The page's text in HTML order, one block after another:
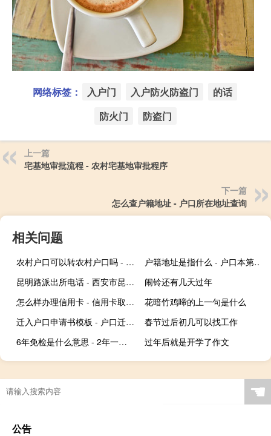
网络标签： 入户门 入户防火防盗门
的话
防火门
防盗门
上一篇
宅基地审批流程 - 农村宅基地审批程序
下一篇
怎么查户籍地址 - 户口所在地址查询
相关问题
农村户口可以转农村户口吗 - 农村户口迁到另一个农村
户籍地址是指什么 - 户口本第一页的住址与现住址不同
昆明路派出所电话 - 西安市昆明路派出所户籍室
闹铃还有几天过年
怎么样办理信用卡 - 信用卡取3000扣多少钱
花暗竹鸡啼的上一句是什么
迁入户口申请书模板 - 户口迁移同意书模板
春节过后初几可以找工作
6年免检是什么意思 - 2年一审6年免检是什么意思
过年后就是开学了作文
☚
公告